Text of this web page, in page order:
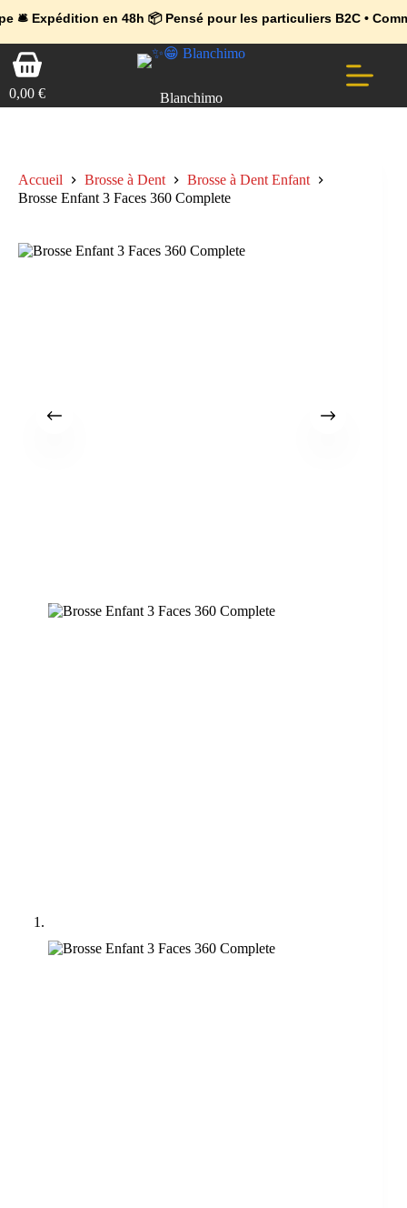
en 48h 📦 Pensé pour les particuliers B2C • Commande
🔥 Déjà adopté par les pros 👉 Passez en Espace Pro B2B 📦
💼 Offres réservées aux professionnels 🚀 Rejoignez l’Espace Pro
PasserPanier
d’achat
0,00 € Blanchimo
Accueil Brosse à Dent
Brosse à Dent Enfant
Brosse Enfant 3 Faces 360 Complete